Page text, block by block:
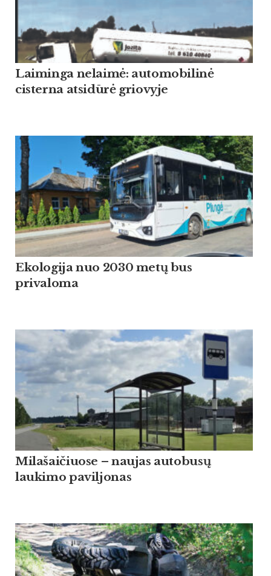
Laiminga nelaimė: automobilinė
cisterna atsidūrė griovyje
Ekologija nuo 2030 metų bus
privaloma
Milašaičiuose – naujas autobusų
laukimo paviljonas